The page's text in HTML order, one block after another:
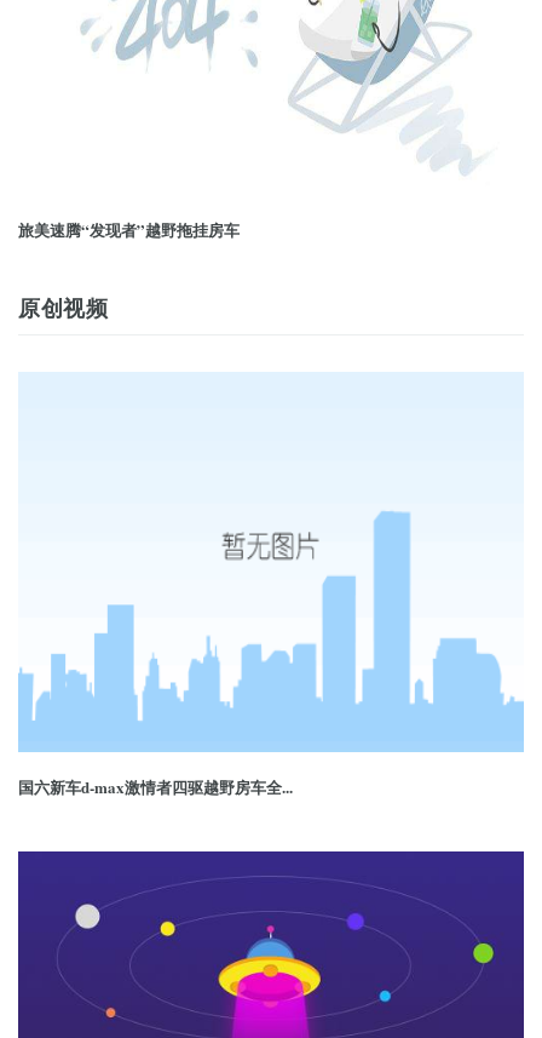
旅美速腾“发现者”越野拖挂房车
原创视频
国六新车d-max激情者四驱越野房车全...